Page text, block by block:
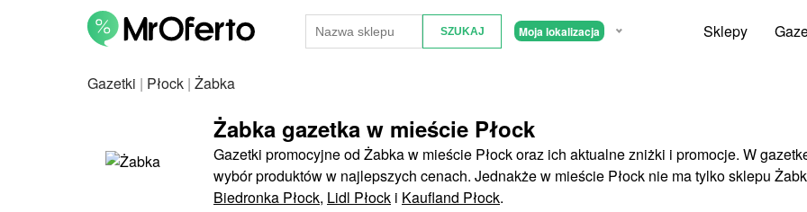
Moja lokalizacja Sklepy
Gazetki | Płock | Żabka
Żabka gazetka w mieście Płock
Gazetki promocyjne od Żabka w mieście Płock oraz ich aktualne zniżki i promocje. W
wybór produktów w najlepszych cenach. Jednakże w mieście Płock nie ma tylko sklepu
Biedronka Płock, Lidl Płock i Kaufland Płock.